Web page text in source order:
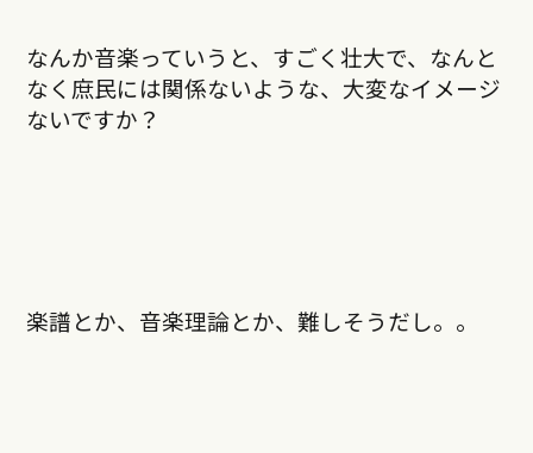
なんか音楽っていうと、すごく壮大で、なんと
なく庶民には関係ないような、大変なイメージ
ないですか？
楽譜とか、音楽理論とか、難しそうだし。。